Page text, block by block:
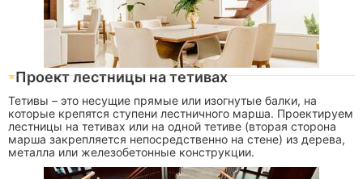
Проект лестницы на тетивах
Тетивы – это несущие прямые или изогнутые балки, на
которые крепятся ступени лестничного марша. Проектируем
лестницы на тетивах или на одной тетиве (вторая сторона
марша закрепляется непосредственно на стене) из дерева,
металла или железобетонные конструкции.